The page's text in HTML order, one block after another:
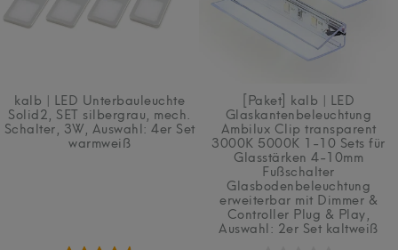
kalb | LED Unterbauleuchte
Solid2, SET silbergrau, mech.
Schalter, 3W , Auswahl: 4er Set
warmweiß
[Paket] kalb | LED
Glaskantenbeleuchtung
Ambilux Clip transparent
3000K 5000K 1-10 Sets für
Glasstärken 4-10mm
Fußschalter
Glasbodenbeleuchtung
erweiterbar mit Dimmer &
Controller Plug & Play
Auswahl: 2er Set kaltweiß